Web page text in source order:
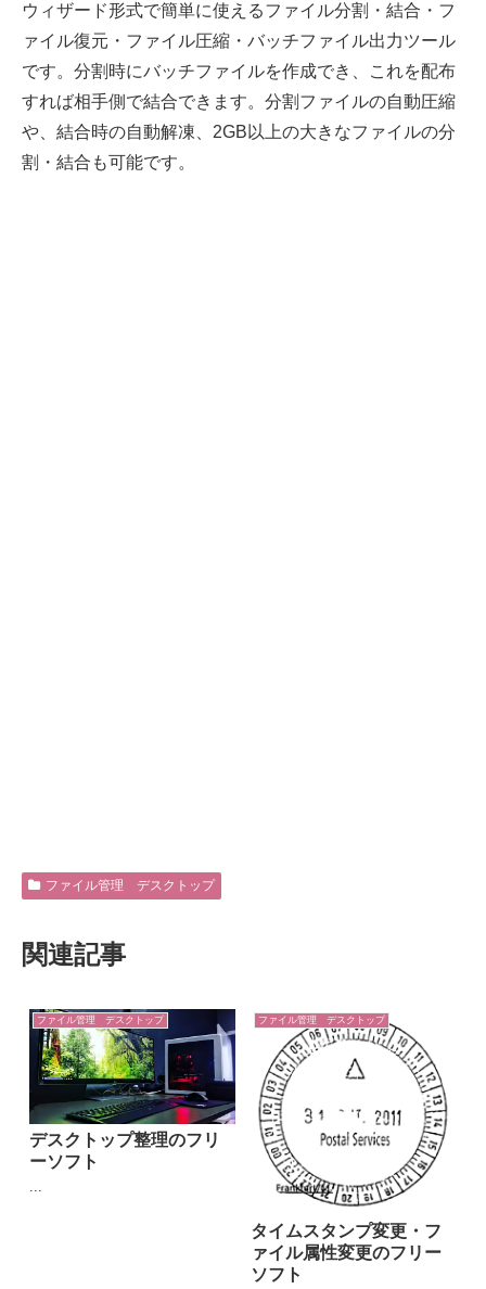
ウィザード形式で簡単に使えるファイル分割・結合・フ
ァイル復元・ファイル圧縮・バッチファイル出力ツール
です。分割時にバッチファイルを作成でき、これを配布
すれば相手側で結合できます。分割ファイルの自動圧縮
や、結合時の自動解凍、2GB以上の大きなファイルの分
割・結合も可能です。
ファイル管理 デスクトップ
関連記事
ファイル管理 デスクトップ
デスクトップ整理のフリ
ーソフト
...
ファイル管理 デスクトップ
タイムスタンプ変更・フ
ァイル属性変更のフリー
ソフト